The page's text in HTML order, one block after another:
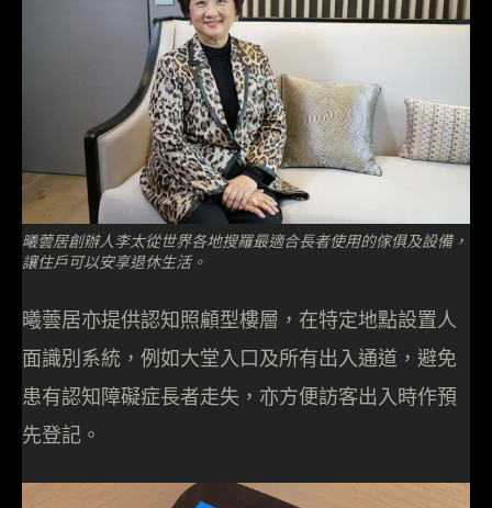
曦蕓居創辦人李太從世界各地搜羅最適合長者使用的傢俱及設備，
讓住戶可以安享退休生活。
曦蕓居亦提供認知照顧型樓層，在特定地點設置人
面識別系統，例如大堂入口及所有出入通道，避免
患有認知障礙症長者走失，亦方便訪客出入時作預
先登記。